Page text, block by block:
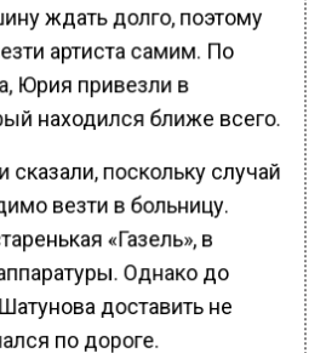
ждать долго, поэтому
артиста самим. По
Юрия привезли в
находился ближе всего.
поскольку случай
везти в больницу.
«Газель», в
Однако до
доставить не
по дороге.